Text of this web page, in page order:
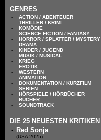
GENRES
-
-
-
-
-
-
-
-
-
-
-
-
-
-
-
-
-
ACTION / ABENTEUER
THRILLER / KRIMI
KOMÖDIE
SCIENCE FICTION / FANTASY
HORROR / SPLATTER / MYSTERY
DRAMA
KINDER / JUGEND
MUSIK / MUSICAL
KRIEG
EROTIK
WESTERN
ANIMATION
DOKUMENTATION / KURZFILM
SERIEN
HÖRSPIELE / HÖRBÜCHER
BÜCHER
SOUNDTRACK
DIE 25 NEUESTEN KRITIKEN
- Red Sonja
(USA 2025)